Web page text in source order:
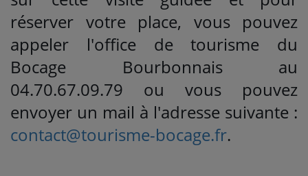
réserver votre place, vous pouvez
appeler l'office de tourisme du
Bocage Bourbonnais au
04.70.67.09.79 ou vous pouvez
envoyer un mail à l'adresse suivante :
contact@tourisme-bocage.fr.